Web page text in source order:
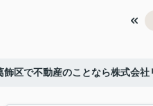
飾区で不動産のことなら株式会社